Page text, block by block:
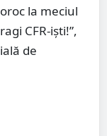
la meciul
CFR-iști!”,
de